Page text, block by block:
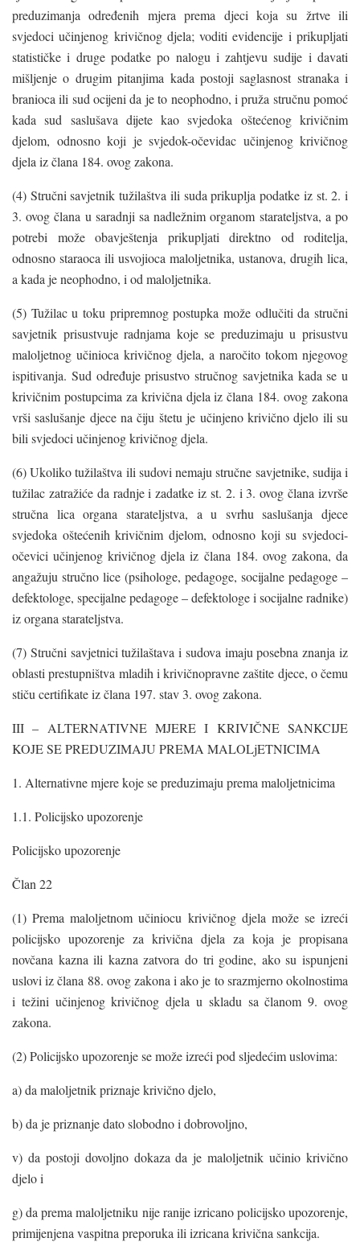
preduzimanja određenih mjera prema djeci koja su žrtve ili
svjedoci učinjenog krivičnog djela; voditi evidencije i prikupljati
statističke i druge podatke po nalogu i zahtjevu sudije i davati
mišljenje o drugim pitanjima kada postoji saglasnost stranaka i
branioca ili sud ocijeni da je to neophodno, i pruža stručnu pomoć
kada sud saslušava dijete kao svjedoka oštećenog krivičnim
djelom, odnosno koji je svjedok-očevidac učinjenog krivičnog
djela iz člana 184. ovog zakona.
(4) Stručni savjetnik tužilaštva ili suda prikuplja podatke iz st. 2. i
3. ovog člana u saradnji sa nadležnim organom starateljstva, a po
potrebi može obavještenja prikupljati direktno od roditelja,
odnosno staraoca ili usvojioca maloljetnika, ustanova, drugih lica,
a kada je neophodno, i od maloljetnika.
(5) Tužilac u toku pripremnog postupka može odlučiti da stručni
savjetnik prisustvuje radnjama koje se preduzimaju u prisustvu
maloljetnog učinioca krivičnog djela, a naročito tokom njegovog
ispitivanja. Sud određuje prisustvo stručnog savjetnika kada se u
krivičnim postupcima za krivična djela iz člana 184. ovog zakona
vrši saslušanje djece na čiju štetu je učinjeno krivično djelo ili su
bili svjedoci učinjenog krivičnog djela.
(6) Ukoliko tužilaštva ili sudovi nemaju stručne savjetnike, sudija i
tužilac zatražiće da radnje i zadatke iz st. 2. i 3. ovog člana izvrše
stručna lica organa starateljstva, a u svrhu saslušanja djece
svjedoka oštećenih krivičnim djelom, odnosno koji su svjedoci-
očevici učinjenog krivičnog djela iz člana 184. ovog zakona, da
angažuju stručno lice (psihologe, pedagoge, socijalne pedagoge –
defektologe, specijalne pedagoge – defektologe i socijalne radnike)
iz organa starateljstva.
(7) Stručni savjetnici tužilaštava i sudova imaju posebna znanja iz
oblasti prestupništva mladih i krivičnopravne zaštite djece, o čemu
stiču certifikate iz člana 197. stav 3. ovog zakona.
III – ALTERNATIVNE MJERE I KRIVIČNE SANKCIJE
KOJE SE PREDUZIMAJU PREMA MALOLjETNICIMA
1. Alternativne mjere koje se preduzimaju prema maloljetnicima
1.1. Policijsko upozorenje
Policijsko upozorenje
Član 22
(1) Prema maloljetnom učiniocu krivičnog djela može se izreći
policijsko upozorenje za krivična djela za koja je propisana
novčana kazna ili kazna zatvora do tri godine, ako su ispunjeni
uslovi iz člana 88. ovog zakona i ako je to srazmjerno okolnostima
i težini učinjenog krivičnog djela u skladu sa članom 9. ovog
zakona.
(2) Policijsko upozorenje se može izreći pod sljedećim uslovima:
a) da maloljetnik priznaje krivično djelo,
b) da je priznanje dato slobodno i dobrovoljno,
v) da postoji dovoljno dokaza da je maloljetnik učinio krivično
djelo i
g) da prema maloljetniku nije ranije izricano policijsko upozorenje,
primijenjena vaspitna preporuka ili izricana krivična sankcija.